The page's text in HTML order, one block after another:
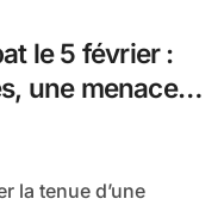
le 5 février :
une menace